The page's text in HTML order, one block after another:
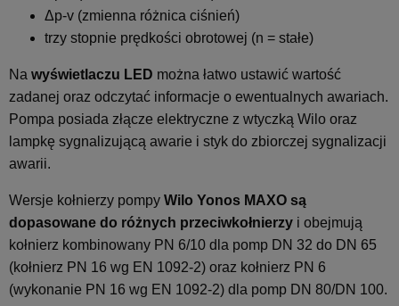
Δp-v (zmienna różnica ciśnień)
trzy stopnie prędkości obrotowej (n = stałe)
Na wyświetlaczu LED można łatwo ustawić wartość
zadanej oraz odczytać informacje o ewentualnych awariach.
Pompa posiada złącze elektryczne z wtyczką Wilo oraz
lampkę sygnalizującą awarie i styk do zbiorczej sygnalizacji
awarii.
Wersje kołnierzy pompy Wilo Yonos MAXO są
dopasowane do różnych przeciwkołnierzy i obejmują
kołnierz kombinowany PN 6/10 dla pomp DN 32 do DN 65
(kołnierz PN 16 wg EN 1092-2) oraz kołnierz PN 6
(wykonanie PN 16 wg EN 1092-2) dla pomp DN 80/DN 100.